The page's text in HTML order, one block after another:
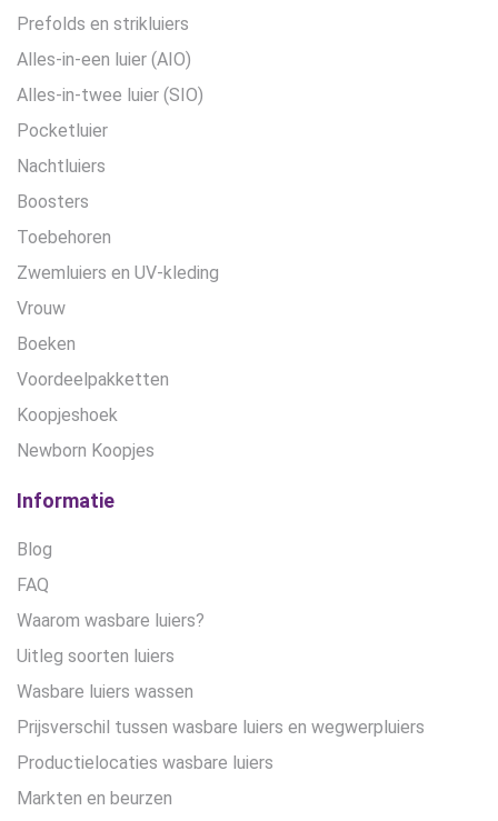
Prefolds en strikluiers
Alles-in-een luier (AIO)
Alles-in-twee luier (SIO)
Pocketluier
Nachtluiers
Boosters
Toebehoren
Zwemluiers en UV-kleding
Vrouw
Boeken
Voordeelpakketten
Koopjeshoek
Newborn Koopjes
Informatie
Blog
FAQ
Waarom wasbare luiers?
Uitleg soorten luiers
Wasbare luiers wassen
Prijsverschil tussen wasbare luiers en wegwerpluiers
Productielocaties wasbare luiers
Markten en beurzen